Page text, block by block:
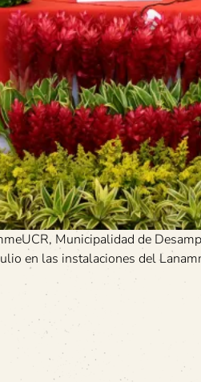
Municipalidad de
en las instalaciones del